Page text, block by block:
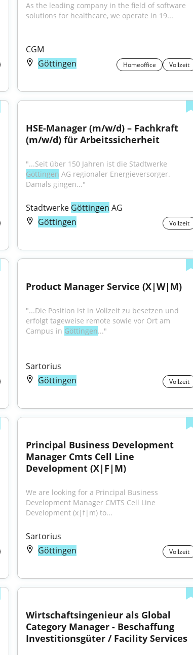
As the leading company in the field of software
solutions for healthcare, we operate in 19...
CGM
Göttingen
Homeoffice Vollzeit
HSE-Manager (m/w/d) – Fachkraft
(m/w/d) für Arbeitssicherheit
Göttingen AG regionaler Energieversorger.
Damals gingen..."
Stadtwerke Göttingen AG
Göttingen
Vollzeit
Product Manager Service (X|W|M)
"...Die Position ist in Vollzeit zu besetzen und
erfolgt tageweise remote sowie vor Ort am
Campus in Göttingen..."
Sartorius
Göttingen
Vollzeit
Principal Business Development
Manager Cmts Cell Line
Development (X|F|M)
We are looking for a Principal Business
Development Manager CMTS Cell Line
Development (x|f|m) to...
Sartorius
Göttingen
Vollzeit
Wirtschaftsingenieur als Global
Category Manager - Beschaffung
Investitionsgüter / Facility Services